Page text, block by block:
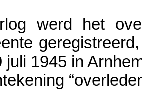
werd het
juli 1945 in